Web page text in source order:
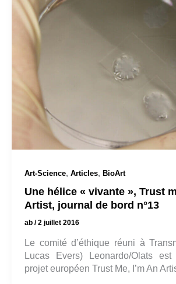
Art-Science, Articles, BioArt
Une hélice « vivante », Trust
Artist, journal de bord n°13
ab /2 juillet 2016
Le comité d’éthique réuni à
Lucas Evers) Leonardo/Olats
projet européen Trust Me, I’m An